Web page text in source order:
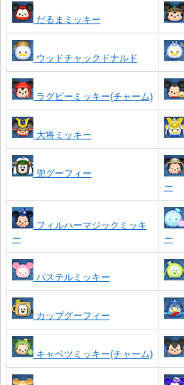
だるまミッキー
ウッドチャックドナルド
ラグビーミッキー(チャーム)
大将ミッキー
兜グーフィー
ー
フィルハーマジックミッキ
ー
ー
パステルミッキー
カップグーフィー
キャベツミッキー(チャーム)